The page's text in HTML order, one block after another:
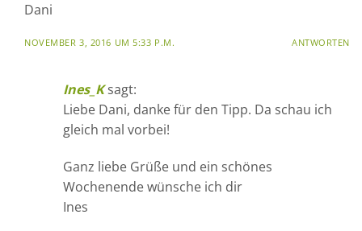
Dani
NOVEMBER 3, 2016 UM 5:33 P.M. ANTWORTEN
Ines_K sagt:
Liebe Dani, danke für den Tipp. Da schau ich
gleich mal vorbei!
Ganz liebe Grüße und ein schönes
Wochenende wünsche ich dir
Ines